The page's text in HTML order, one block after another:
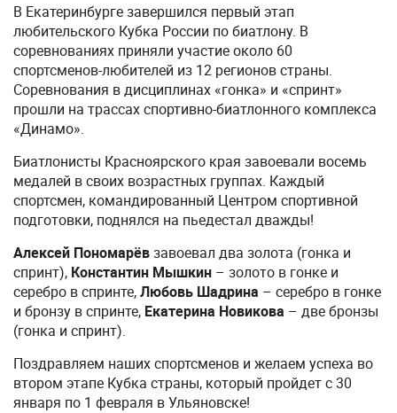
В Екатеринбурге завершился первый этап
любительского Кубка России по биатлону. В
соревнованиях приняли участие около 60
спортсменов-любителей из 12 регионов страны.
Соревнования в дисциплинах «гонка» и «спринт»
прошли на трассах спортивно-биатлонного комплекса
«Динамо».
Биатлонисты Красноярского края завоевали восемь
медалей в своих возрастных группах. Каждый
спортсмен, командированный Центром спортивной
подготовки, поднялся на пьедестал дважды!
Алексей Пономарёвзавоевал два золота (гонка и
спринт), Константин Мышкин – золото в гонке и
серебро в спринте,Любовь Шадрина – серебро в гонке
и бронзу в спринте, Екатерина Новикова – две бронзы
(гонка и спринт).
Поздравляем наших спортсменов и желаем успеха во
втором этапе Кубка страны, который пройдет с 30
января по 1 февраля в Ульяновске!